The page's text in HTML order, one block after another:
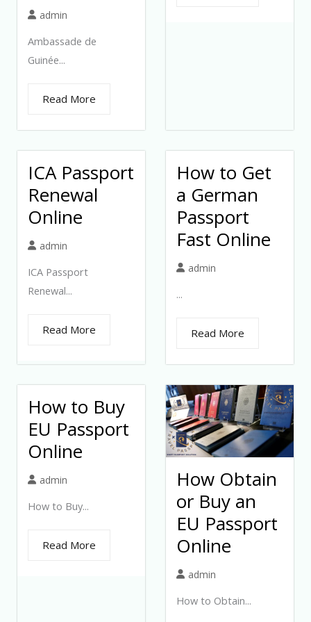
admin
Ambassade de
Guinée...
Read More
ICA Passport
Renewal
Online
admin
ICA Passport
Renewal...
Read More
How to Get
a German
Passport
Fast Online
admin
...
Read More
How to Buy
EU Passport
Online
admin
How to Buy...
Read More
How Obtain
or Buy an
EU Passport
Online
admin
How to Obtain...